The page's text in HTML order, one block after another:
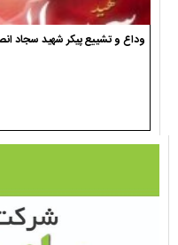
وداع و تشییع پیکر شهید سجاد